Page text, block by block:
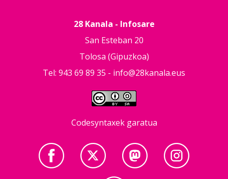
28 Kanala - Infosare
San Esteban 20
Tolosa (Gipuzkoa)
Tel: 943 69 89 35 - info@28kanala.eus
Codesyntaxek garatua